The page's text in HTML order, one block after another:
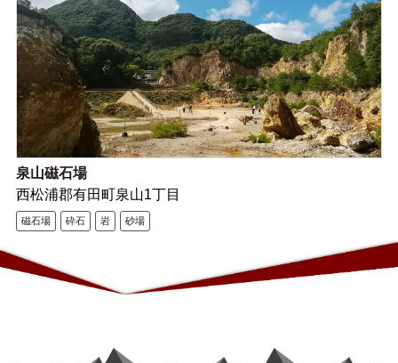
泉山磁石場
西松浦郡有田町泉山1丁目
磁石場 砕石 岩 砂場